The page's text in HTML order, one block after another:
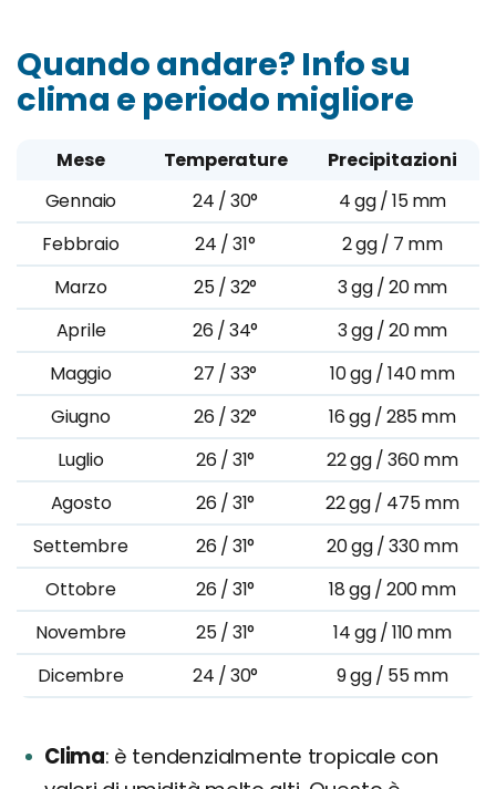
Quando andare? Info su
clima e periodo migliore
Mese Temperature
Precipitazioni
Gennaio
24 / 30°
4 gg / 15 mm
Febbraio
24 / 31°
2 gg / 7 mm
Marzo
25 / 32°
3 gg / 20 mm
Aprile
26 / 34°
3 gg / 20 mm
Maggio
27 / 33°
10 gg / 140 mm
Giugno
26 / 32°
16 gg / 285 mm
Luglio
26 / 31°
22 gg / 360 mm
Agosto
26 / 31°
22 gg / 475 mm
Settembre
26 / 31°
20 gg / 330 mm
Ottobre
26 / 31°
18 gg / 200 mm
Novembre
25 / 31°
14 gg / 110 mm
Dicembre
24 / 30° 9 gg / 55 mm
Clima è tendenzialmente tropicale con